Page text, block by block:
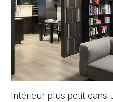
Intérieur plus petit dans